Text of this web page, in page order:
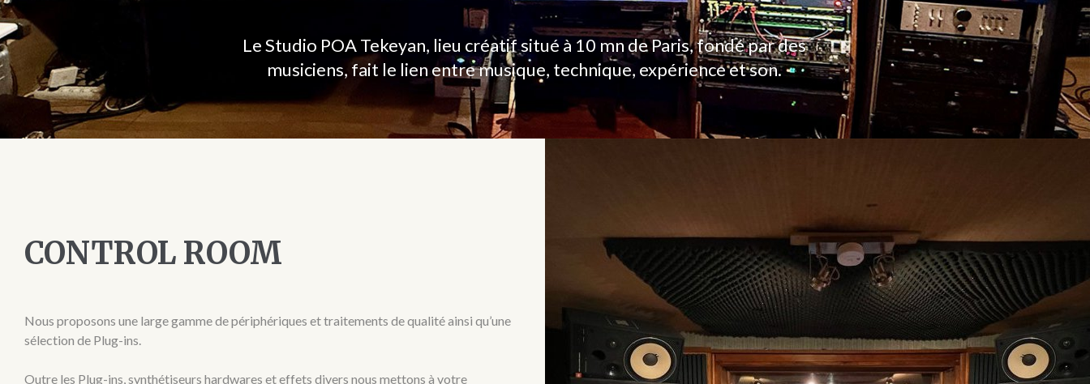
Le Studio POA Tekeyan, lieu créatif situé à 10 mn de Paris, fondé par des
musiciens, fait le lien entre musique, technique, expérience et son.
CONTROL ROOM
Nous proposons une large gamme de périphériques et traitements de qualité ainsi qu’une
sélection de Plug-ins.
Outre les Plug-ins, synthétiseurs hardwares et effets divers nous mettons à votre